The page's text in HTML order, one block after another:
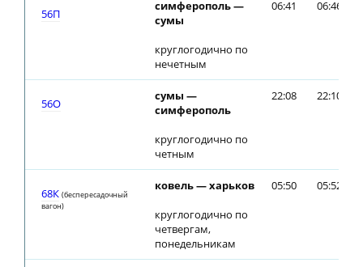
56П
симферополь —
сумы
круглогодично по
нечетным
06:41 06:46
56О
сумы —
симферополь
круглогодично по
четным
22:08 22:10
68К (беспересадочный
вагон)
ковель — харьков
круглогодично по
четвергам,
понедельникам
05:50 05:52